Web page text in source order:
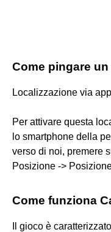
Come pingare
Localizzazione via
Per attivare questa
lo smartphone della
verso di noi, premere
Posizione ->
Come funziona
Il gioco è